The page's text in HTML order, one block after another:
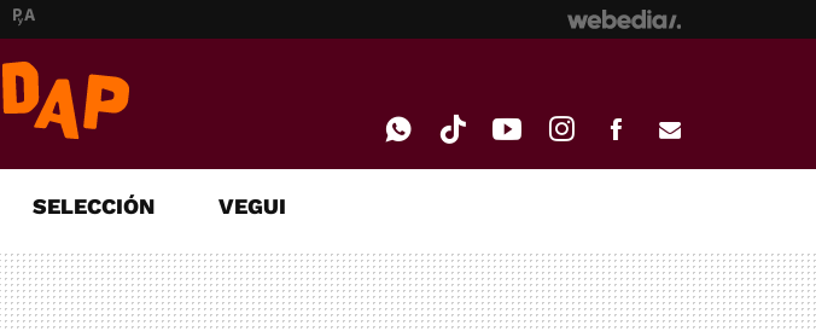
MAIL
SELECCIÓN VEGUI